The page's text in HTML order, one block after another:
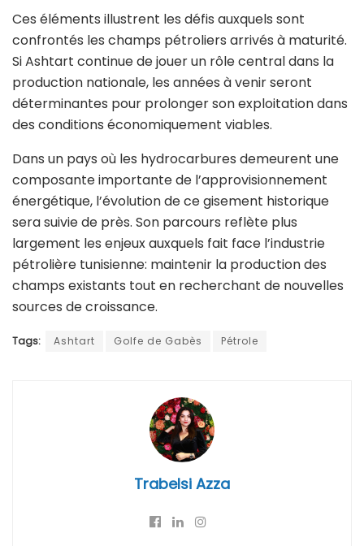
Ces éléments illustrent les défis auxquels sont
confrontés les champs pétroliers arrivés à maturité.
Si Ashtart continue de jouer un rôle central dans la
production nationale, les années à venir seront
déterminantes pour prolonger son exploitation dans
des conditions économiquement viables.
Dans un pays où les hydrocarbures demeurent une
composante importante de l’approvisionnement
énergétique, l’évolution de ce gisement historique
sera suivie de près. Son parcours reflète plus
largement les enjeux auxquels fait face l’industrie
pétrolière tunisienne: maintenir la production des
champs existants tout en recherchant de nouvelles
sources de croissance.
Tags: Ashtart Golfe de Gabès Pétrole
Trabelsi Azza